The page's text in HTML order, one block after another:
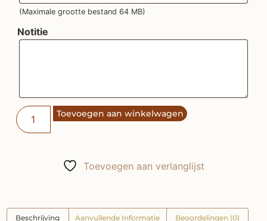
(Maximale grootte bestand 64 MB)
Notitie
Toevoegen aan winkelwagen
Toevoegen aan verlanglijst
Beschrijving Aanvullende Informatie Beoordelingen (0)